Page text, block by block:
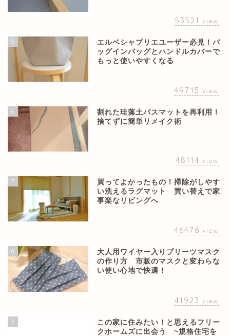
53521 view
5
エルベシャプリエユーザー必見！バ
ッグインバッグとハンドルカバーで
もっと使いやすくなる
49715 view
6
割れた珪藻土バスマットを再利用！
捨てずに簡単リメイク術
48114 view
7
買ってよかったもの！掃除がしやす
い洗えるラグマット 買い替えで家
事楽なリビングへ
46476 view
8
大人用ワイヤー入りプリーツマスク
の作り方 市販のマスクと変わらな
い使い心地で快適！
41923 view
9
この家に住みたい！と思えるフリー
クホームズに出会う ~規格住宅を